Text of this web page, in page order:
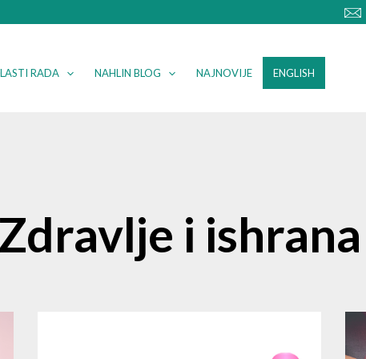
RADA NAHLIN BLOG NAJNOVIJE ENGLISH
Zdravlje i ishrana